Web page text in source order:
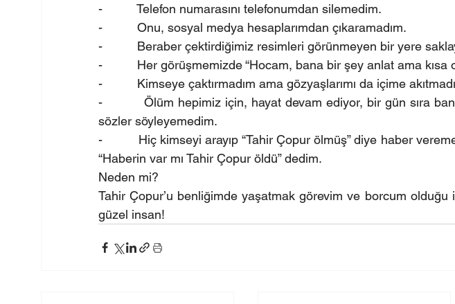
-          Telefon numarasını telefonumdan silemedim.
-          Onu, sosyal medya hesaplarımdan çıkaramadım.
-          Beraber çektirdiğimiz resimleri görünmeyen bir yere
-          Her görüşmemizde “Hocam, bana bir şey anlat ama
-          Kimseye çaktırmadım ama gözyaşlarımı da içime
-          Ölüm hepimiz için, hayat devam ediyor, bir gün sıra
sözler söyleyemedim.
-          Hiç kimseyi arayıp “Tahir Çopur ölmüş” diye haber
“Haberin var mı Tahir Çopur öldü” dedim.
Neden mi?
Tahir Çopur’u benliğimde yaşatmak görevim ve borcum
güzel insan!